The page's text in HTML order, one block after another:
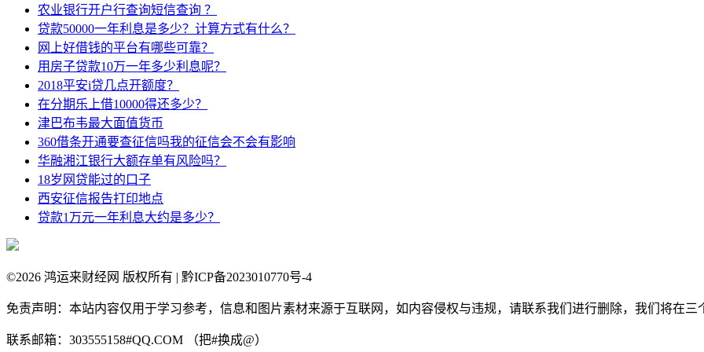
农业银行开户行查询短信查询 ？
贷款50000一年利息是多少？计算方式有什么？
网上好借钱的平台有哪些可靠？
用房子贷款10万一年多少利息呢？
2018平安i贷几点开额度？
在分期乐上借10000得还多少？
津巴布韦最大面值货币
360借条开通要查征信吗我的征信会不会有影响
华融湘江银行大额存单有风险吗？
18岁网贷能过的口子
西安征信报告打印地点
贷款1万元一年利息大约是多少？
©2026 鸿运来财经网 版权所有 | 黔ICP备2023010770号-4
免责声明：本站内容仅用于学习参考，信息和图片素材来源于互联网，如内容侵权与违规，请联系我们进行删除，我们将在三
联系邮箱：303555158#QQ.COM （把#换成@）